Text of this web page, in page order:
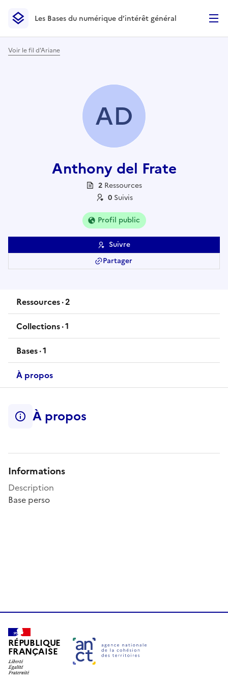
Les Bases du numérique d’intérêt général- Retour à la
Les Bases du numérique d’intérêt général
Voir le fil d'Ariane
AD
Anthony del Frate
2 Ressources
0 Suivis
Profil public
Suivre
Partager
Ressources·2
ressources
Collections·1
collection
Bases·1
base
À propos
À propos
Informations
Description
Base perso
RÉPUBLIQUE
FRANÇAISE